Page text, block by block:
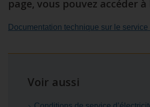
page, vous pouvez accéder à
Documentation technique sur le service
Voir aussi